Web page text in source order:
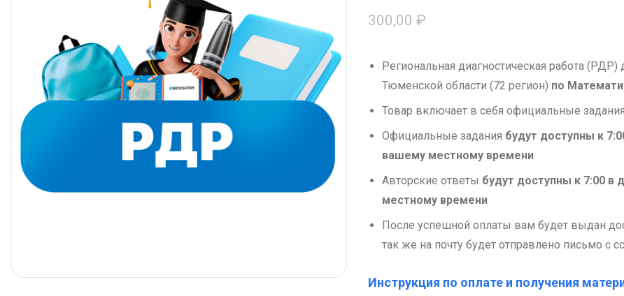
300,00 ₽
Региональная диагностическая работа
Тюменской области (72 регион) по
Товар включает в себя официальные
Официальные задания будут доступны к
вашему местному времени
Авторские ответы будут доступны к 7:00 в
местному времени
После успешной оплаты вам будет выдан
так же на почту будет отправлено письмо с
Инструкция по оплате и получения